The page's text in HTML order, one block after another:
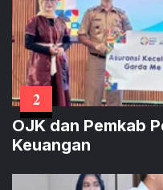
2
OJK dan Pemkab
Keuangan